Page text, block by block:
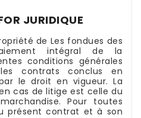
JURIDIQUE
de Les fondues des
intégral de la
conditions générales
contrats conclus en
le droit en vigueur. La
cas de litige est celle du
Pour toutes
présent contrat et à son